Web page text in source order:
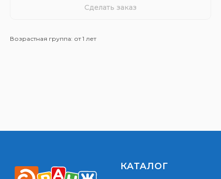
Сделать заказ
Возрастная группа: от 1 лет
КАТАЛОГ